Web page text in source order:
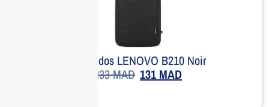
Sac à dos LENOVO B210 Noir
233MAD 131MAD